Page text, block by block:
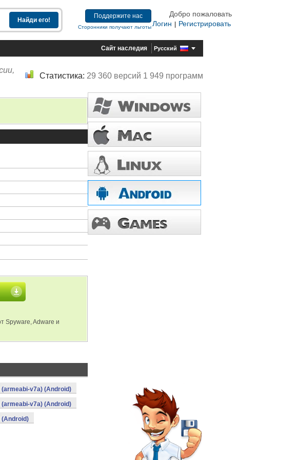
Поддержите нас
Сторонники получают льготы
Добро пожаловать
Логин
Регистрировать
Сайт наследия Русский
Статистика: 29 360 версий 1 949 программ
Spyware, Adware и
(armeabi-v7a) (Android)
(armeabi-v7a) (Android)
(Android)